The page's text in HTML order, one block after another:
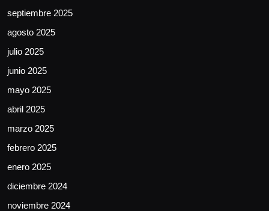
septiembre 2025
agosto 2025
julio 2025
junio 2025
mayo 2025
abril 2025
marzo 2025
febrero 2025
enero 2025
diciembre 2024
noviembre 2024